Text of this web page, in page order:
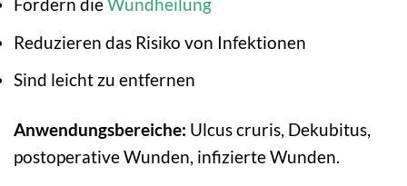
Fördern dieWundheilung
Reduzieren das Risiko von Infektionen
Sind leicht zu entfernen
Anwendungsbereiche: Ulcus cruris, Dekubitus,
postoperative Wunden, infizierte Wunden.